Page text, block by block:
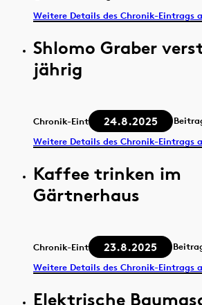
Weitere Details des Chronik-Eintrags
Shlomo Graber
jährig
Chronik-Eintrag 24.8.2025
Weitere Details des Chronik-Eintrags
Kaffee trinken im
Gärtnerhaus
Chronik-Eintrag 23.8.2025
Weitere Details des Chronik-Eintrags
Elektrische